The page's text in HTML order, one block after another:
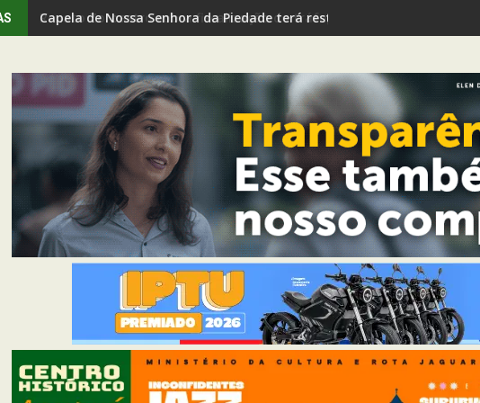
Capela de Nossa Senhora da Piedade terá restauração em Ouro Preto